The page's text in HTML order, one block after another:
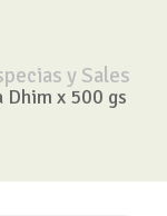
y Sales
x 500 gs